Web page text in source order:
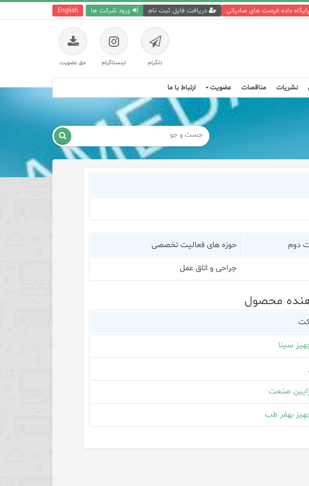
English ورود شرکت ها دریافت فایل ثبت نام پایگاه داده فرصت های صادراتی
تلگرام اینستاگرام حق عضویت
نشریات مناقصات عضویت ارتباط با ما

دوم حوزه های فعالیت تخصصی
جراحی و اتاق عمل
محصول
سینا
صنعت
بهفر طب